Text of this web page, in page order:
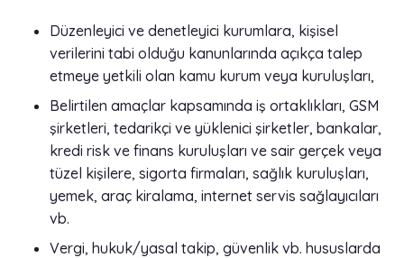
Düzenleyici ve denetleyici kurumlara, kişisel
verilerini tabi olduğu kanunlarında açıkça talep
etmeye yetkili olan kamu kurum veya kuruluşları,
Belirtilen amaçlar kapsamında iş ortaklıkları, GSM
şirketleri, tedarikçi ve yüklenici şirketler, bankalar,
kredi risk ve finans kuruluşları ve sair gerçek veya
tüzel kişilere, sigorta firmaları, sağlık kuruluşları,
yemek, araç kiralama, internet servis sağlayıcıları
vb.
Vergi, hukuk/yasal takip, güvenlik vb. hususlarda